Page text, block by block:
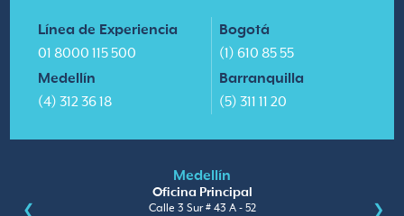
Línea de Experiencia
01 8000 115 500
Medellín
(4) 312 36 18
Bogotá
(1) 610 85 55
Barranquilla
(5) 311 11 20
Medellín
Oficina Principal
Calle 3 Sur # 43 A - 52